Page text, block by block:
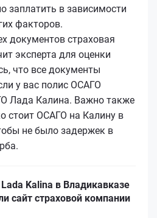
заплатить в зависимости
факторов.
документов страховая
эксперта для оценки
что все документы
у вас полис ОСАГО
Лада Калина. Важно также
стоит ОСАГО на Калину в
не было задержек в
Kalina в Владикавказе
сайт страховой компании